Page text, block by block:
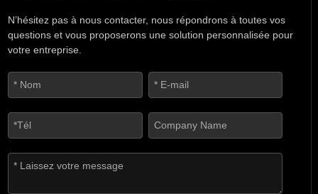
N’hésitez pas à nous contacter, nous répondrons à toutes vos
questions et vous proposerons une solution personnalisée pour
votre entreprise.